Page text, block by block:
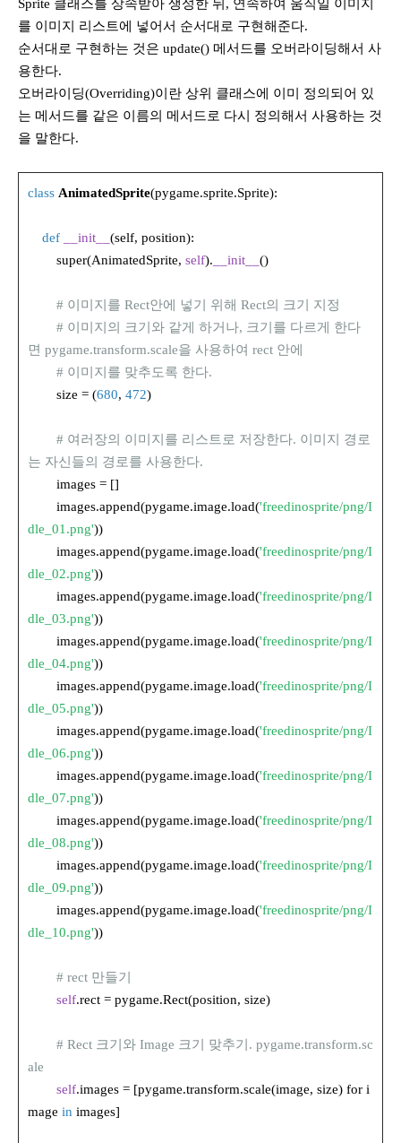
Sprite 클래스를 상속받아 생성한 뒤, 연속하여 움직일 이미지
를 이미지 리스트에 넣어서 순서대로 구현해준다.
순서대로 구현하는 것은 update() 메서드를 오버라이딩해서 사
용한다.
오버라이딩(Overriding)이란 상위 클래스에 이미 정의되어 있
는 메서드를 같은 이름의 메서드로 다시 정의해서 사용하는 것
을 말한다.
class AnimatedSprite(pygame.sprite.Sprite):
def __init__ (self, position):
super(AnimatedSprite, self). __init__ ()
# 이미지를 Rect안에 넣기 위해 Rect의 크기 지정
# 이미지의 크기와 같게 하거나, 크기를 다르게 한다
면 pygame.transform.scale을 사용하여 rect 안에
# 이미지를 맞추도록 한다.
size = (680, 472)
# 여러장의 이미지를 리스트로 저장한다. 이미지 경로
는 자신들의 경로를 사용한다.
images = []
images.append(pygame.image.load('freedinosprite/png/I
dle_01.png'))
images.append(pygame.image.load('freedinosprite/png/I
dle_02.png'))
images.append(pygame.image.load('freedinosprite/png/I
dle_03.png'))
images.append(pygame.image.load('freedinosprite/png/I
dle_04.png'))
images.append(pygame.image.load('freedinosprite/png/I
dle_05.png'))
images.append(pygame.image.load('freedinosprite/png/I
dle_06.png'))
images.append(pygame.image.load('freedinosprite/png/I
dle_07.png'))
images.append(pygame.image.load('freedinosprite/png/I
dle_08.png'))
images.append(pygame.image.load('freedinosprite/png/I
dle_09.png'))
images.append(pygame.image.load('freedinosprite/png/I
dle_10.png'))
# rect 만들기
self.rect = pygame.Rect(position, size)
# Rect 크기와 Image 크기 맞추기. pygame.transform.sc
ale
self.images = [pygame.transform.scale(image, size) for i
mage in images]